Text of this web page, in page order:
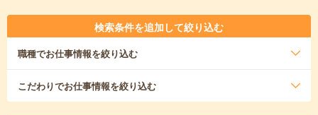
検索条件を追加して絞り込む
職種でお仕事情報を絞り込む
こだわりでお仕事情報を絞り込む